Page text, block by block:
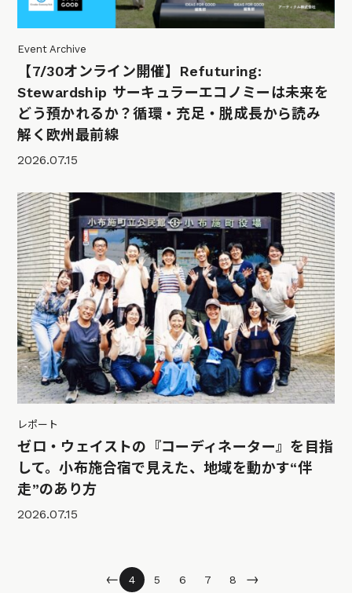
Event Archive
【7/30オンライン開催】Refuturing:
Stewardship サーキュラーエコノミーは未来を
どう預かれるか？循環・充足・脱成長から読み
解く欧州最前線
2026.07.15
レポート
ゼロ・ウェイストの『コーディネーター』を目指
して。小布施合宿で見えた、地域を動かす“伴
走”のあり方
2026.07.15
← 4 5 6 7 8 →